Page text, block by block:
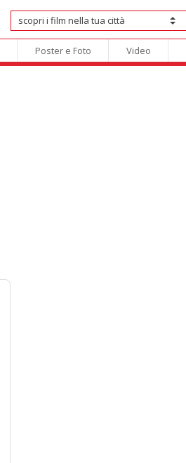
Poster e Foto Video